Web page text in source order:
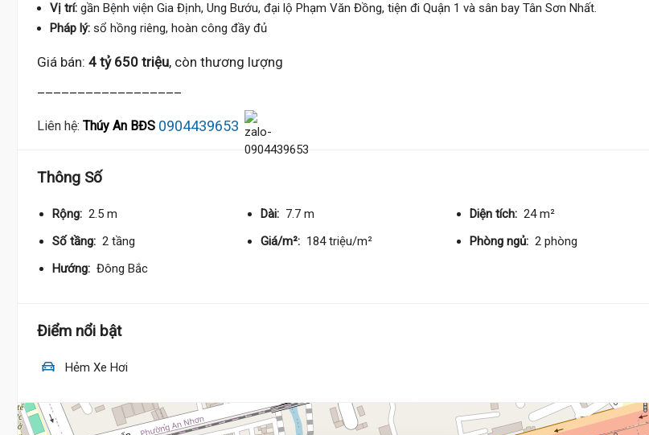
Vị trí: gần Bệnh viện Gia Định, Ung Bướu, đại lộ Phạm Văn Đồng, tiện đi Quận 1 và sân bay Tân Sơn Nhất.
Pháp lý: sổ hồng riêng, hoàn công đầy đủ
Giá bán: 4 tỷ 650 triệu, còn thương lượng
Liên hệ: Thúy An BĐS 0904439653
Thông Số
Rộng: 2.5 m Dài: 7.7 m Diện tích: 24 m²
Số tầng: 2 tầng Giá/m²: 184 triệu/m² Phòng ngủ: 2 phòng
Hướng: Đông Bắc
Điểm nổi bật
Hẻm Xe Hơi
Nguyễn Văn Đậu,
3 tỷ 650 triệu